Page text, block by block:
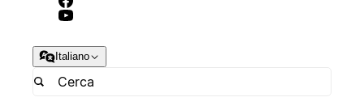
Italiano